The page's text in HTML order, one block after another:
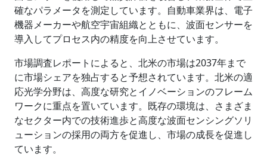
確なパラメータを測定しています。自動車業界は、電子
機器メーカーや航空宇宙組織とともに、波面センサーを
導入してプロセス内の精度を向上させています。
市場調査レポートによると、北米の市場は2037年まで
に市場シェアを独占すると予想されています。北米の適
応光学分野は、高度な研究とイノベーションのフレーム
ワークに重点を置いています。既存の環境は、さまざま
なセクター内での技術進歩と高度な波面センシングソリ
ューションの採用の両方を促進し、市場の成長を促進し
ています。